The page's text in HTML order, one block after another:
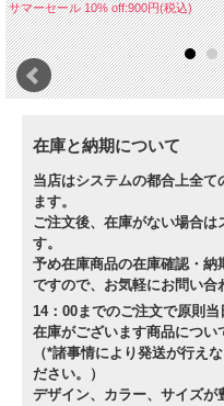
サマーセール 10% off:900円(税込)
在庫と納期について
当店はシステムの都合上全
ます。
ご注文後、在庫がない場合は
す。
予め在庫商品の在庫確認・
ですので、お気軽にお問い合
14：00までのご注文で原則当
在庫がございます商品につい
（*諸事情により発送が行え
ださい。）
デザイン、カラー、サイズ